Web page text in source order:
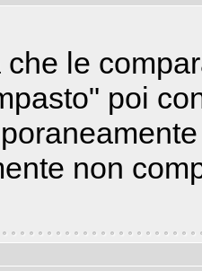
le
poi
non